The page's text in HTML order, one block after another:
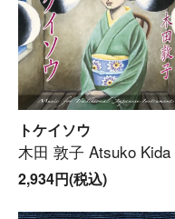
トケイソウ
木田 敦子 Atsuko Kida
2,934円(税込)